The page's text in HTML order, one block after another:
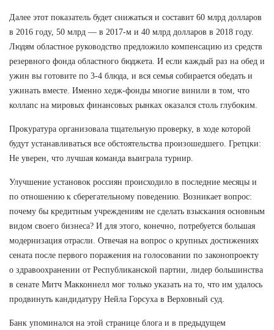
Далее этот показатель будет снижаться и составит 60 млрд долларов
в 2016 году, 50 млрд — в 2017-м и 40 млрд долларов в 2018 году.
Людям областное руководство предложило компенсацию из средств
резервного фонда областного бюджета. И если каждый раз на обед и
ужин вы готовите по 3-4 блюда, и вся семья собирается обедать и
ужинать вместе. Именно хедж-фонды многие винили в том, что
коллапс на мировых финансовых рынках оказался столь глубоким.
Прокуратура организовала тщательную проверку, в ходе которой
будут устанавливаться все обстоятельства произошедшего. Гретцки:
Не уверен, что лучшая команда выиграла турнир.
Улучшение установок россиян происходило в последние месяцы и
по отношению к сберегательному поведению. Возникает вопрос:
почему бы кредитным учреждениям не сделать взыскания основным
видом своего бизнеса? И для этого, конечно, потребуется большая
модернизация отрасли. Отвечая на вопрос о крупных достижениях
сената после первого поражения на голосовании по законопроекту
о здравоохранении от Республиканской партии, лидер большинства
в сенате Митч Макконнелл мог только указать на то, что им удалось
продвинуть кандидатуру Нейла Горсуха в Верховный суд.
Банк упоминался на этой странице блога и в предыдущем